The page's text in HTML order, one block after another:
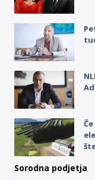
Sorodna podjetja